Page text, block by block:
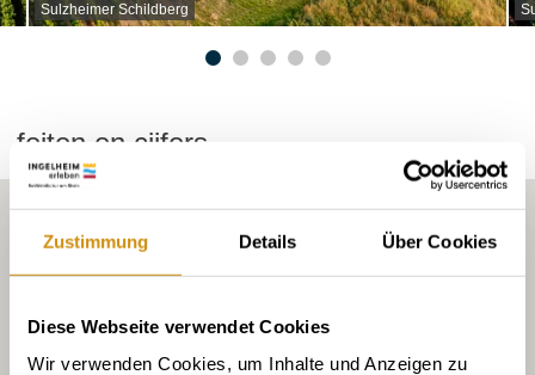
Zustimmung Details Über Cookies
Diese Webseite verwendet Cookies
Wir verwenden Cookies, um Inhalte und Anzeigen zu
Sulzheimer Schildberg
feiten en cijfers